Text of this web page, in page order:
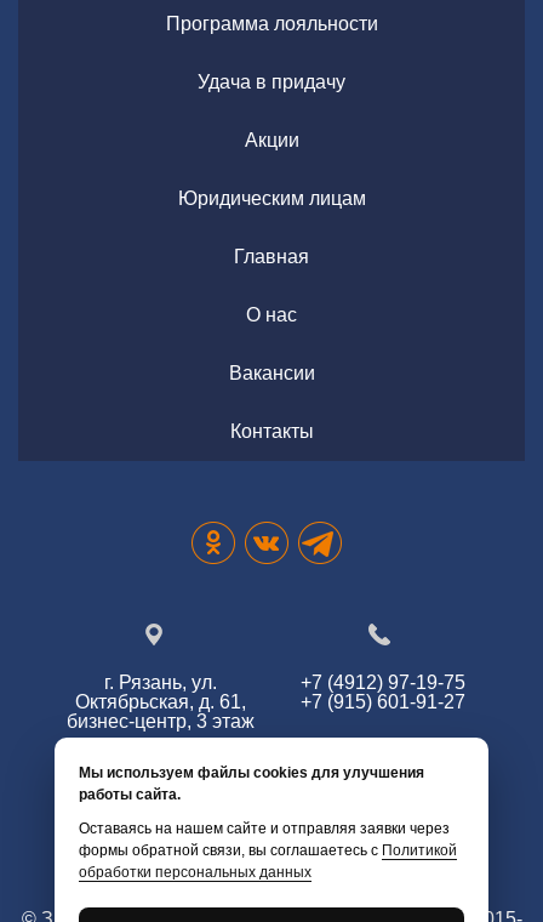
Программа лояльности
Удача в придачу
Акции
Юридическим лицам
Главная
О нас
Вакансии
Контакты
г. Рязань, ул.
Октябрьская, д. 61,
бизнес-центр, 3 этаж
+7 (4912) 97-19-75
+7 (915) 601-91-27
info@zg62.ru
Мы используем файлы cookies для улучшения
работы сайта.
Оставаясь на нашем сайте и отправляя заявки через
формы обратной связи, вы соглашаетесь с Политикой
обработки персональных данных